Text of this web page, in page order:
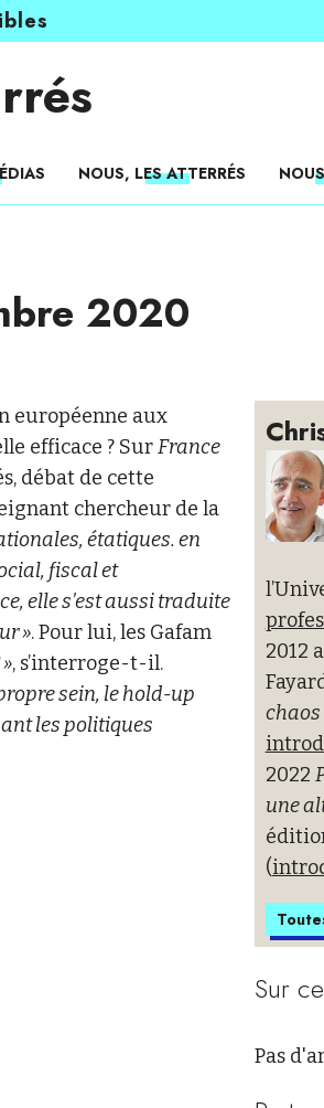
NOUS, LES ATTERRÉS
2020
européenne aux
efficace ? SurFrance
débat de cette
chercheur de la
étatiques. en
fiscal et
elle s’est aussi traduite
». Pour lui, les Gafam
, s’interroge-t-il.
sein, le hold-up
les politiques
2012
2022
une
(
Sur
Pas